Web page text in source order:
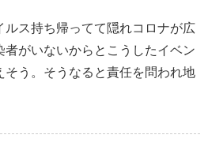
ルス持ち帰ってて隠れコロナが広
者がいないからとこうしたイベン
そう。そうなると責任を問われ地